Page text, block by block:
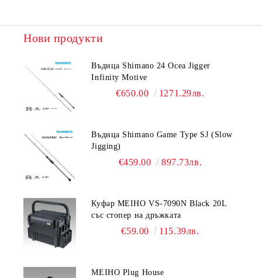
Нови продукти
Въдица Shimano 24 Ocea Jigger
Infinity Motive
€650.00 1271.29лв.
Въдица Shimano Game Type SJ (Slow
Jigging)
€459.00 897.73лв.
Куфар MEIHO VS-7090N Black 20L
със стопер на дръжката
€59.00 115.39лв.
MEIHO Plug House